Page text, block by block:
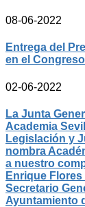
08-06-2022
Entrega del
en el
02-06-2022
La Junta
Academia
Legislación y
nombra
a nuestro
Enrique
Secretario
Ayuntamiento